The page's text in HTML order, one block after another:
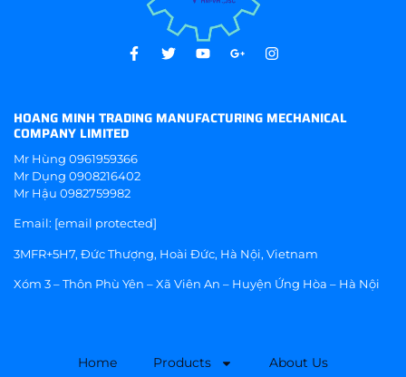
HOANG MINH TRADING MANUFACTURING MECHANICAL
COMPANY LIMITED
Mr Hùng 0961959366
Mr Dụng 0908216402
Mr Hậu 0982759982
Email: [email protected]
3MFR+5H7, Đức Thượng, Hoài Đức, Hà Nội, Vietnam
Xóm 3 – Thôn Phù Yên – Xã Viên An – Huyện Ứng Hòa – Hà Nội
Home Products About Us